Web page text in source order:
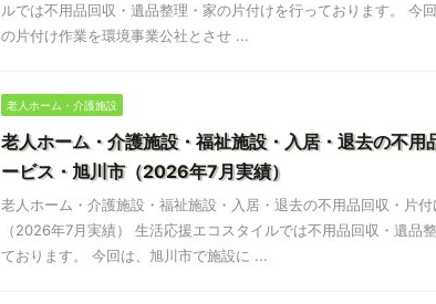
ルでは不用品回収・遺品整理・家の片付けを行っております。 今
の片付け作業を環境事業公社とさせ ...
老人ホーム・介護施設
老人ホーム・介護施設・福祉施設・入居・退去の不用
ービス・旭川市（2026年7月実績）
老人ホーム・介護施設・福祉施設・入居・退去の不用品回収・片
（2026年7月実績） 生活応援エコスタイルでは不用品回収・遺品
ております。 今回は、旭川市で施設に ...